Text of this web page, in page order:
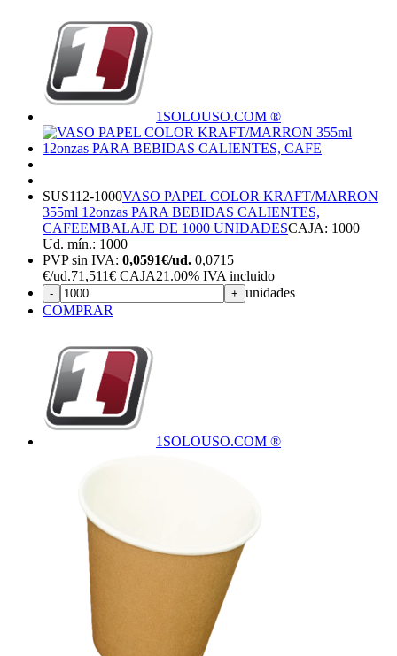
1SOLOUSO.COM ®
SUS112-1000VASO PAPEL COLOR KRAFT/MARRON
355ml 12onzas PARA BEBIDAS CALIENTES,
CAFEEMBALAJE DE 1000 UNIDADESCAJA: 1000
Ud. mín.: 1000
PVP sin IVA: 0,0591€/ud. 0,0715
€/ud.71,511€ CAJA21.00% IVA incluido
- + unidades
COMPRAR
1SOLOUSO.COM ®